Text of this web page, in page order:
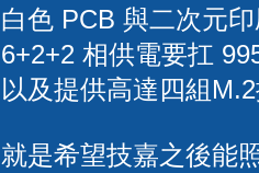
白色 PCB 與二次元
6+2+2 相供電要扛
以及提供高達四組
就是希望技嘉之後能